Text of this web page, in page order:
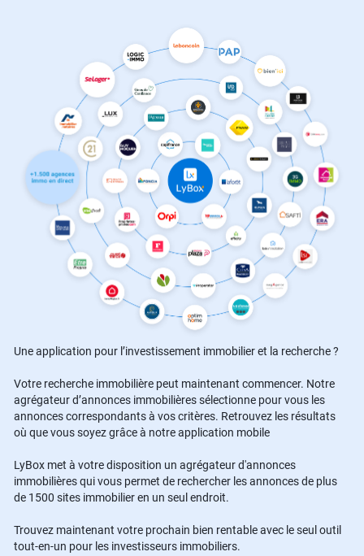
Une application pour l’investissement immobilier et la recherche ?
Votre recherche immobilière peut maintenant commencer. Notre
agrégateur d’annonces immobilières sélectionne pour vous les
annonces correspondants à vos critères. Retrouvez les résultats
où que vous soyez grâce à notre application mobile
LyBox met à votre disposition un agrégateur d'annonces
immobilières qui vous permet de rechercher les annonces de plus
de 1500 sites immobilier en un seul endroit.
Trouvez maintenant votre prochain bien rentable avec le seul outil
tout-en-un pour les investisseurs immobiliers.